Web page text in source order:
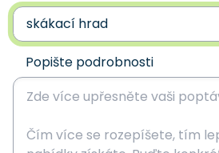
Popište podrobnosti